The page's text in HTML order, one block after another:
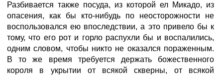
Разбивается также посуда, из которой ел Микадо, из
опасения, как бы кто-нибудь по неосторожности не
воспользовался ею впоследствии, а это привело бы к
тому, что его рот и горло распухли бы и воспалились,
одним словом, чтобы никто не оказался пораженным.
В то же время требуется держать божественного
короля в укрытии от всякой скверны, от всякой